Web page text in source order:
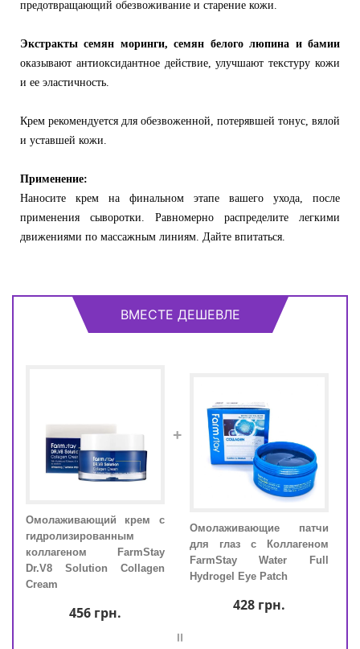
предотвращающий обезвоживание и старение кожи.
Экстракты семян моринги, семян белого люпина и бамии
оказывают антиоксидантное действие, улучшают текстуру кожи
и ее эластичность.
Крем рекомендуется для обезвоженной, потерявшей тонус, вялой
и уставшей кожи.
Применение:
Наносите крем на финальном этапе вашего ухода, после
применения сыворотки. Равномерно распределите легкими
движениями по массажным линиям. Дайте впитаться.
ВМЕСТЕ ДЕШЕВЛЕ
Омолаживающий крем с
гидролизированным
коллагеном FarmStay
Dr.V8 Solution Collagen
Cream
456грн.
+
Омолаживающие патчи
для глаз с Коллагеном
FarmStay Water Full
Hydrogel Eye Patch
428грн.
=